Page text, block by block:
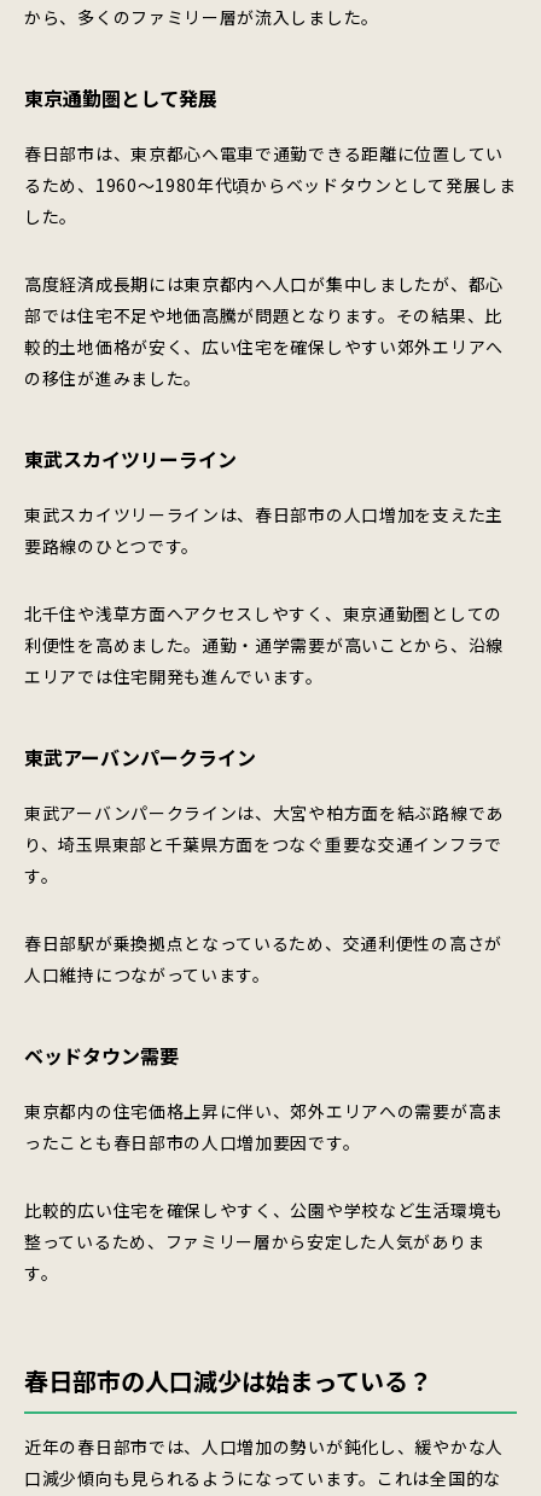
から、多くのファミリー層が流入しました。
東京通勤圏として発展
春日部市は、東京都心へ電車で通勤できる距離に位置してい
るため、1960〜1980年代頃からベッドタウンとして発展しま
した。
高度経済成長期には東京都内へ人口が集中しましたが、都心
部では住宅不足や地価高騰が問題となります。その結果、比
較的土地価格が安く、広い住宅を確保しやすい郊外エリアへ
の移住が進みました。
東武スカイツリーライン
東武スカイツリーラインは、春日部市の人口増加を支えた主
要路線のひとつです。
北千住や浅草方面へアクセスしやすく、東京通勤圏としての
利便性を高めました。通勤・通学需要が高いことから、沿線
エリアでは住宅開発も進んでいます。
東武アーバンパークライン
東武アーバンパークラインは、大宮や柏方面を結ぶ路線であ
り、埼玉県東部と千葉県方面をつなぐ重要な交通インフラで
す。
春日部駅が乗換拠点となっているため、交通利便性の高さが
人口維持につながっています。
ベッドタウン需要
東京都内の住宅価格上昇に伴い、郊外エリアへの需要が高ま
ったことも春日部市の人口増加要因です。
比較的広い住宅を確保しやすく、公園や学校など生活環境も
整っているため、ファミリー層から安定した人気がありま
す。
春日部市の人口減少は始まっている？
近年の春日部市では、人口増加の勢いが鈍化し、緩やかな人
口減少傾向も見られるようになっています。これは全国的な